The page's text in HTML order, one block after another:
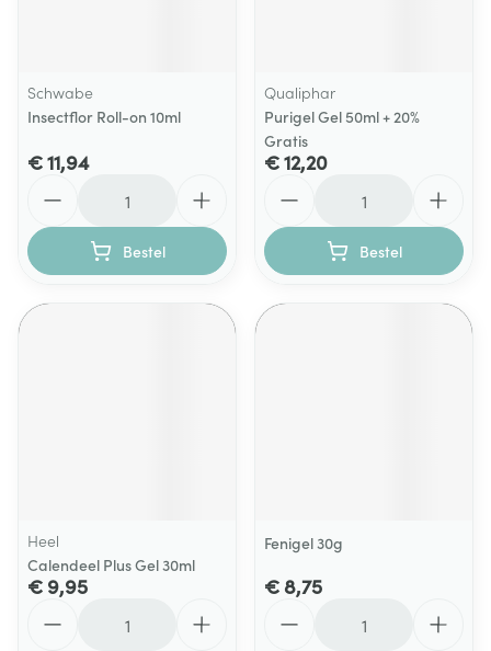
Schwabe
Insectflor Roll-on 10ml
€ 11,94
Bestel
Qualiphar
Purigel Gel 50ml + 20%
Gratis
€ 12,20
Bestel
Heel
Calendeel Plus Gel 30ml
€ 9,95
Fenigel 30g
€ 8,75